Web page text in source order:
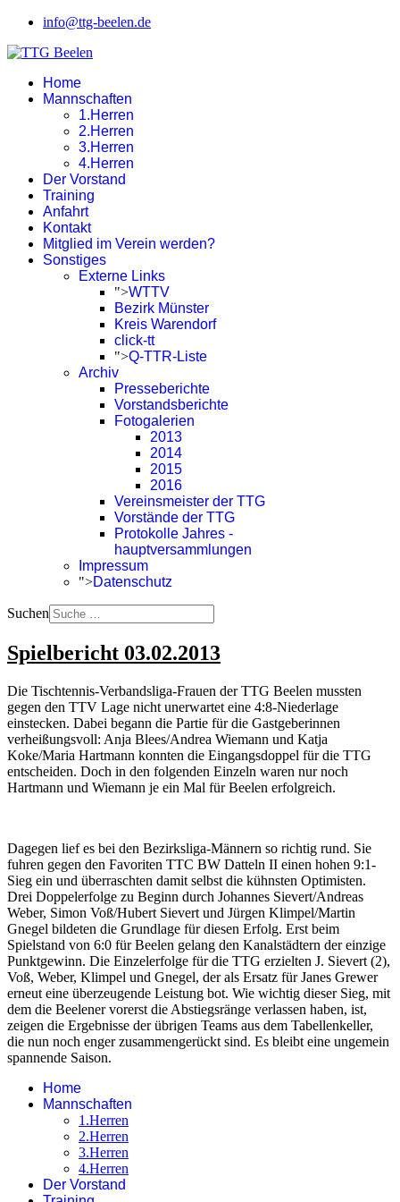
info@ttg-beelen.de
Home
Mannschaften
1.Herren
2.Herren
3.Herren
4.Herren
Der Vorstand
Training
Anfahrt
Kontakt
Mitglied im Verein werden?
Sonstiges
Externe Links
">WTTV
Bezirk Münster
Kreis Warendorf
click-tt
">Q-TTR-Liste
Archiv
Presseberichte
Vorstandsberichte
Fotogalerien
2013
2014
2015
2016
Vereinsmeister der TTG
Vorstände der TTG
Protokolle Jahres -
hauptversammlungen
Impressum
">Datenschutz
Suchen
Spielbericht 03.02.2013
Die Tischtennis-Verbandsliga-Frauen der TTG Beelen mussten
gegen den TTV Lage nicht unerwartet eine 4:8-Niederlage
einstecken. Dabei begann die Partie für die Gastgeberinnen
verheißungsvoll: Anja Blees/Andrea Wiemann und Katja
Koke/Maria Hartmann konnten die Eingangsdoppel für die TTG
entscheiden. Doch in den folgenden Einzeln waren nur noch
Hartmann und Wiemann je ein Mal für Beelen erfolgreich.
Dagegen lief es bei den Bezirksliga-Männern so richtig rund. Sie
fuhren gegen den Favoriten TTC BW Datteln II einen hohen 9:1-
Sieg ein und überraschten damit selbst die kühnsten Optimisten.
Drei Doppelerfolge zu Beginn durch Johannes Sievert/Andreas
Weber, Simon Voß/Hubert Sievert und Jürgen Klimpel/Martin
Gnegel bildeten die Grundlage für diesen Erfolg. Erst beim
Spielstand von 6:0 für Beelen gelang den Kanalstädtern der einzige
Punktgewinn. Die Einzelerfolge für die TTG erzielten J. Sievert (2),
Voß, Weber, Klimpel und Gnegel, der als Ersatz für Janes Grewer
erneut eine überzeugende Leistung bot. Wie wichtig dieser Sieg, mit
dem die Beelener vorerst die Abstiegsränge verlassen haben, ist,
zeigen die Ergebnisse der übrigen Teams aus dem Tabellenkeller,
die nun noch enger zusammengerückt sind. Es bleibt eine ungemein
spannende Saison.
Home
Mannschaften
1.Herren
2.Herren
3.Herren
4.Herren
Der Vorstand